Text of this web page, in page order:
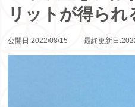
リットが得られ
公開日:2022/08/15 最終更新日